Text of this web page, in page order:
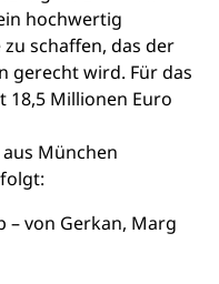
hochwertig
schaffen, das der
gerecht wird. Für das
18,5 Millionen Euro
München
– von Gerkan, Marg